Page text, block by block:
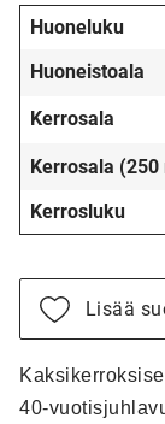
Huoneluku
Huoneistoala
Kerrosala
Kerrosala (250
Kerrosluku
Lisää
40-